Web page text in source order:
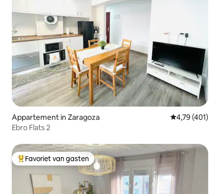
Appartement in Zaragoza Gemiddelde
4,79 (401)
Ebro Flats 2
Topfavoriet van gasten
Favoriet van gasten